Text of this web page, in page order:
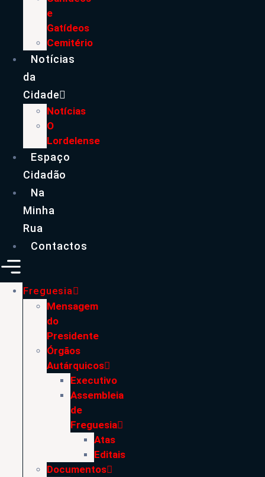
e
Gatídeos
Cemitério
Notícias
da
Cidade
Notícias
O
Lordelense
Espaço
Cidadão
Na
Minha
Rua
Contactos
Freguesia
Mensagem
do
Presidente
Órgãos
Autárquicos
Executivo
Assembleia
de
Freguesia
Atas
Editais
Documentos